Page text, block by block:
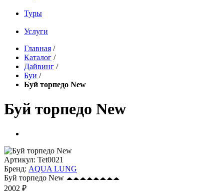
Туры
Услуги
Главная /
Каталог /
Дайвинг /
Буи /
Буй торпедо New
Буй торпедо New
Артикул: Tet0021
Бренд: AQUA LUNG
Буй торпедо New
2002 ₽